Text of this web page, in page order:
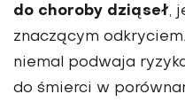
do choroby dziąseł,
znaczącym
niemal podwaja
do śmierci w